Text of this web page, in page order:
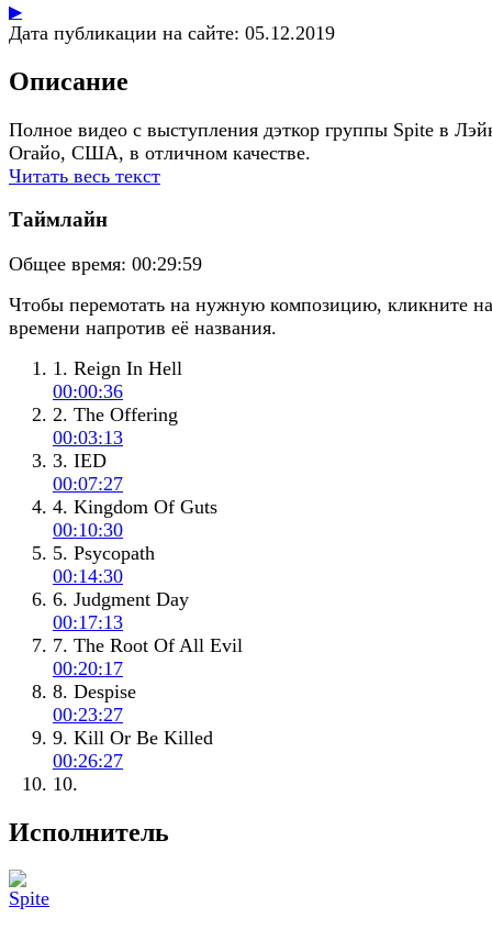
▶
Дата публикации на сайте: 05.12.2019
Описание
Полное видео с выступления дэткор группы Spite в
Огайо, США, в отличном качестве.
Читать весь текст
Таймлайн
Общее время: 00:29:59
Чтобы перемотать на нужную композицию, кликните на
времени напротив её названия.
1. Reign In Hell
00:00:36
2. The Offering
00:03:13
3. IED
00:07:27
4. Kingdom Of Guts
00:10:30
5. Psycopath
00:14:30
6. Judgment Day
00:17:13
7. The Root Of All Evil
00:20:17
8. Despise
00:23:27
9. Kill Or Be Killed
00:26:27
10.
Исполнитель